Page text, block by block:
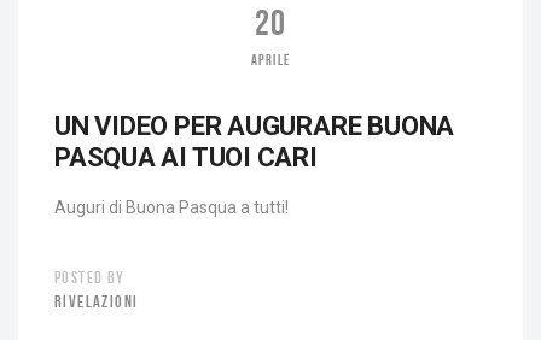
20
APRILE
UN VIDEO PER AUGURARE BUONA
PASQUA AI TUOI CARI
Auguri di Buona Pasqua a tutti!
POSTED BY
RIVELAZIONI